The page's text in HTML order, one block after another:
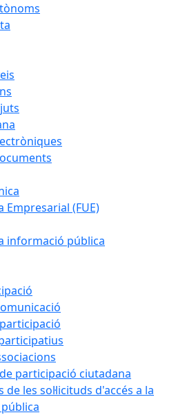
Empresarial (FUE)
informació pública
participació ciutadana
de les sol·licituds d'accés a la